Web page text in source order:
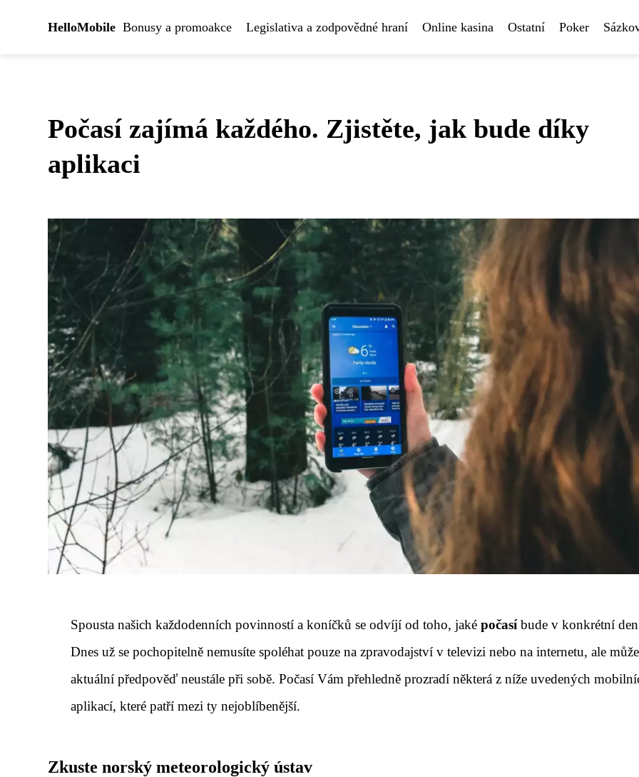
HelloMobile Bonusy a promoakce Legislativa a zodpovědné hraní Online kasina Ostatní Poker
Počasí zajímá každého. Zjistěte, jak bude díky
aplikaci
Spousta našich každodenních povinností a koníčků se odvíjí od toho, jaké počasíbude v konkrétní
Dnes už se pochopitelně nemusíte spoléhat pouze na zpravodajství v televizi nebo na internetu, ale
aktuální předpověď neustále při sobě. Počasí Vám přehledně prozradí některá z níže uvedených
aplikací, které patří mezi ty nejoblíbenější.
Zkuste norský meteorologický ústav